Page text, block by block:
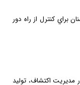
– سمنان براي كنترل از راه دور
اكتشاف، توليد